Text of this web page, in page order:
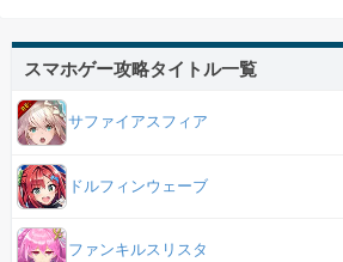
スマホゲー攻略タイトル一覧
サファイアスフィア
ドルフィンウェーブ
ファンキルスリスタ